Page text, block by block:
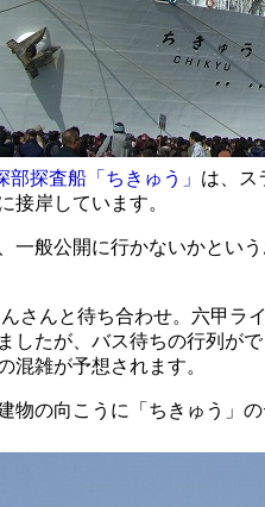
部探査船「ちきゅう」 は、ス
接岸しています。
一般公開に行かないかとい
さんと待ち合わせ。六甲ラ
したが、バス待ちの行列が
混雑が予想されます。
物の向こうに「ちきゅう」